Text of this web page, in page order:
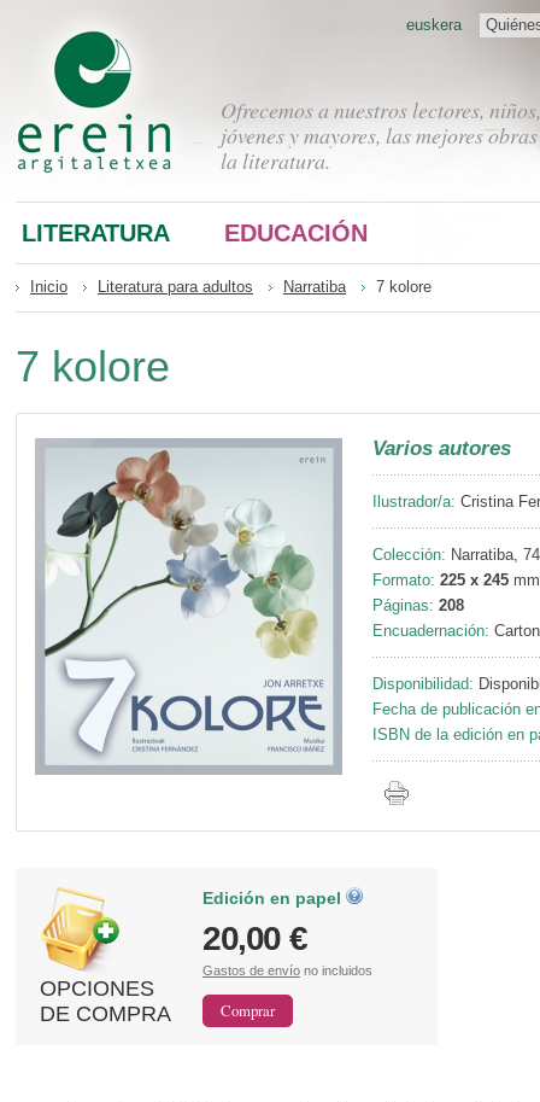
Ofrecemos a nuestros lectores, niños,
jóvenes y mayores, las mejores
la literatura.
euskera
LITERATURA EDUCACIÓN
Inicio Literatura para adultos Narratiba 7 kolore
7 kolore
Varios autores
Ilustrador/a: Cristina
Colección: Narratiba, 74
Formato: 225 x 245 mm
Páginas: 208
Encuadernación:
Disponibilidad:
Fecha de publicación
ISBN de la edición en
OPCIONES
DE COMPRA
Edición en papel
20,00 €
Gastos de envío no incluidos